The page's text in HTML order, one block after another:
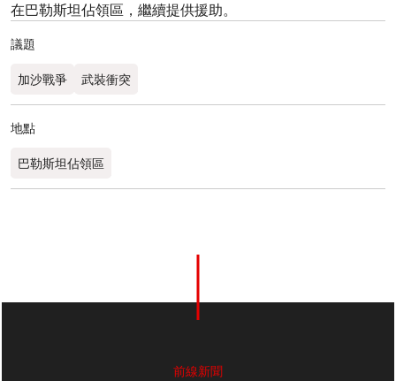
在巴勒斯坦佔領區，繼續提供援助。
議題
加沙戰爭 武裝衝突
地點
巴勒斯坦佔領區
前線新聞